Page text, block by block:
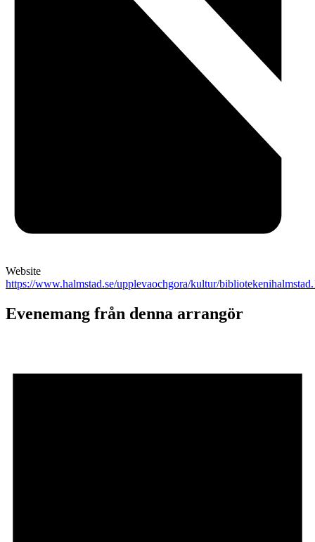
Website
https://www.halmstad.se/upplevaochgora/kultur/
Evenemang från denna arrangör